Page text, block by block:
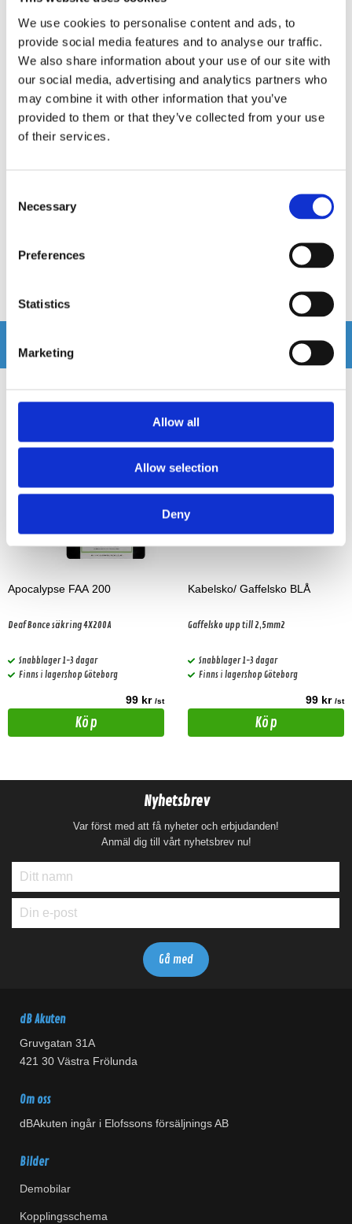
We use cookies to personalise content and ads, to
provide social media features and to analyse our traffic.
We also share information about your use of our site with
our social media, advertising and analytics partners who
may combine it with other information that you’ve
provided to them or that they’ve collected from your use
of their services.
Selection
Necessary
Preferences
Statistics
Marketing
Allow all
Allow selection
Deny
149 kr
Andra köpte även
Apocalypse FAA 200
Deaf Bonce säkring 4X200A
Snabblager 1-3 dagar
Finns i lagershop Göteborg
99 kr /st
Köp
Kabelsko/ Gaffelsko BLÅ
Gaffelsko upp till 2,5mm2
Snabblager 1-3 dagar
Finns i lagershop Göteborg
99 kr /st
Köp
Nyhetsbrev
Var först med att få nyheter och erbjudanden!
Anmäl dig till vårt nyhetsbrev nu!
dB Akuten
Gruvgatan 31A
421 30 Västra Frölunda
Om oss
dBAkuten ingår i Elofssons försäljnings AB
Bilder
Demobilar
Kopplingsschema